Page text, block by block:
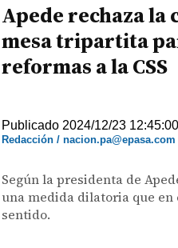
Apede rechaza la
mesa tripartita
reformas a la CSS
Publicado 2024/12/23 12:45:00
Redacción /
Según la presidenta de
una medida dilatoria que en
sentido.